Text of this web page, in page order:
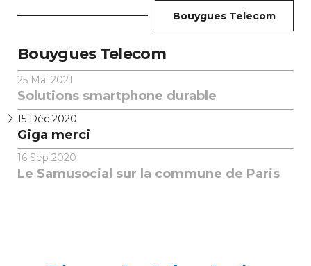
Bouygues Telecom
Bouygues Telecom
25 Mai 2021
Solutions smartphone durable
15 Déc 2020
Giga merci
16 Sep 2020
Le Samusocial sur la commune de Paris